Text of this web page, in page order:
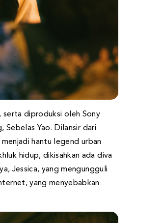
serta diproduksi oleh Sony
Sebelas Yao. Dilansir dari
hantu legend urban
hidup, dikisahkan ada diva
Jessica, yang mengungguli
yang menyebabkan